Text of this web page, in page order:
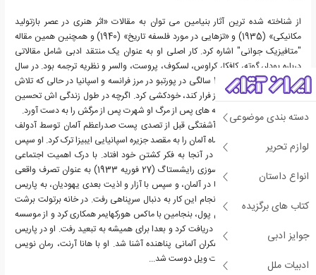
دسته بندی موضوعی
لوازم تحریر
انواع داستان
کتاب های برگزیده
جوایز ادبی
ادبیات ملل
از شناخته شده ترین آثار بنیامین می توان به مقالات «اثر هنری در عصر بازتولید
مکانیکی» (1935) و «تزهایی در مورد فلسفه تاریخ» (1940) و همچنین همین مقاله
"متافیزیک جوانی" اشاره کرد. کار اصلی او به عنوان یک منتقد ادبی شامل مقالاتی
درباره بودلر، گوته، کافکا، کراوس، لسکوف، پروست، والسر و نظریه ترجمه بود. در سال
1940، بنیامین در سن 48 سالگی در پورتبو در مرز فرانسه و اسپانیا در حالی که تلاش
می کرد از ورماخت متجاوز فرار کند، خودکشی کرد. اگرچه در طول زندگی اش تحسین
عمومی از او دریغ شد، دهه های پس از مرگ او شهرت پس از مرگش را به دست آورد.
در سال 1932، در جریان آشفتگی قبل از تصدی پست صدراعظم آلمان توسط آدولف
هیتلر، بنیامین برای چند ماه آلمان را به مقصد جزیره اسپانیایی ایبیزا ترک کرد. او سپس
به نیس نقل مکان کرد و در آنجا به فکر کشتن خود افتاد. با درک اهمیت اجتماعی
سیاسی و فرهنگی آتش سوزی رایشستاگ (27 فوریه 1933) به عنوان تصرف واقعی
قدرت کامل توسط نازی ها در آلمان، و سپس با آزار و اذیت بعدی یهودیان، به پاریس
نقل مکان کرد، اما قبل از انجام این کار به دنبال سرپناهی رفت. در خانه برتولت برشت
مدتی را ماند. با تمام شدن پول، بنجامین با ماکس هورکهایمر همکاری کرد و از موسسه
تحقیقات اجتماعی بودجه دریافت کرد و بعدا برای همیشه به تبعید رفت. او در پاریس
با دیگر هنرمندان و روشنفکران آلمانی پناهنده آشنا شد. او با هانا آرنت، رمان نویس
هرمان هسه و آهنگساز کرت ویل دوست شد...